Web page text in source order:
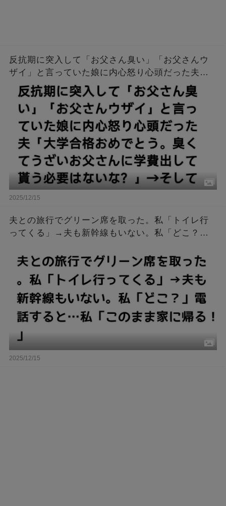
反抗期に突入して「お父さん臭い」「お父さんウ
ザイ」と言っていた娘に内心怒り心頭だった夫
「大学合格おめでとう。臭くてうざいお父さんに
学費出して貰う必要はないな？」→そして…
2025/12/15
夫との旅行でグリーン席を取った。私「トイレ行
ってくる」→夫も新幹線もいない。私「どこ？」
2025/12/15